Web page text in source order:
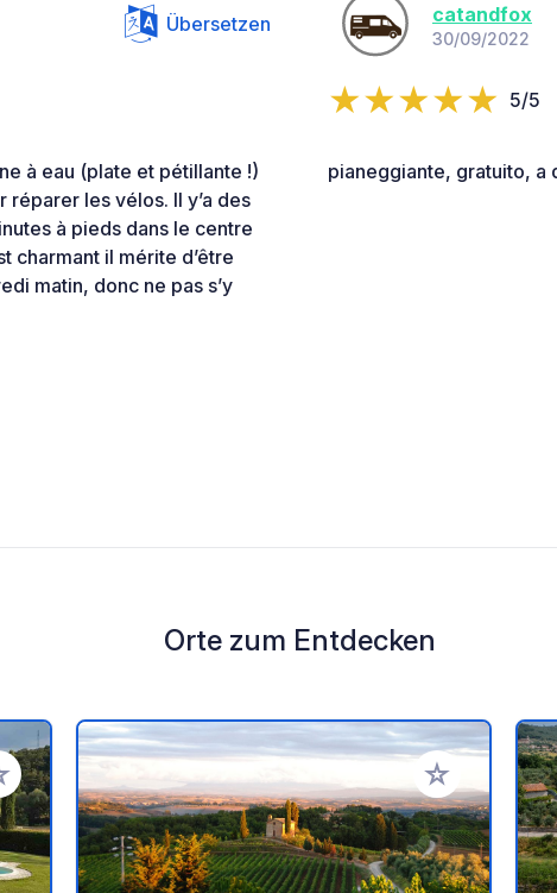
Übersetzen
à eau (plate et pétillante !)
les vélos. Il y’a des
à pieds dans le centre
charmant il mérite d’être
matin, donc ne pas s’y
catandfox
30/09/2022
5/5
pianeggiante, gratuito, a
Orte zum Entdecken
Favoriten hinzufügen Zu Ihren